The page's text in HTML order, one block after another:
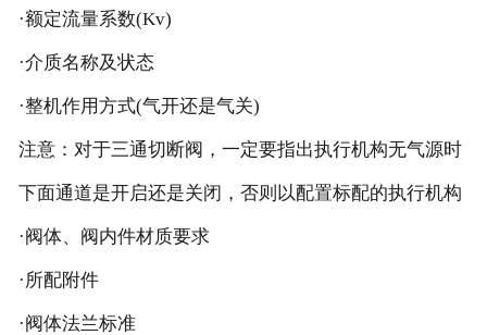
·额定流量系数(Kv)
·介质名称及状态
·整机作用方式(气开还是气关)
注意：对于三通切断阀，一定要指出执行机构无气源时
下面通道是开启还是关闭，否则以配置标配的执行机构
·阀体、阀内件材质要求
·所配附件
·阀体法兰标准